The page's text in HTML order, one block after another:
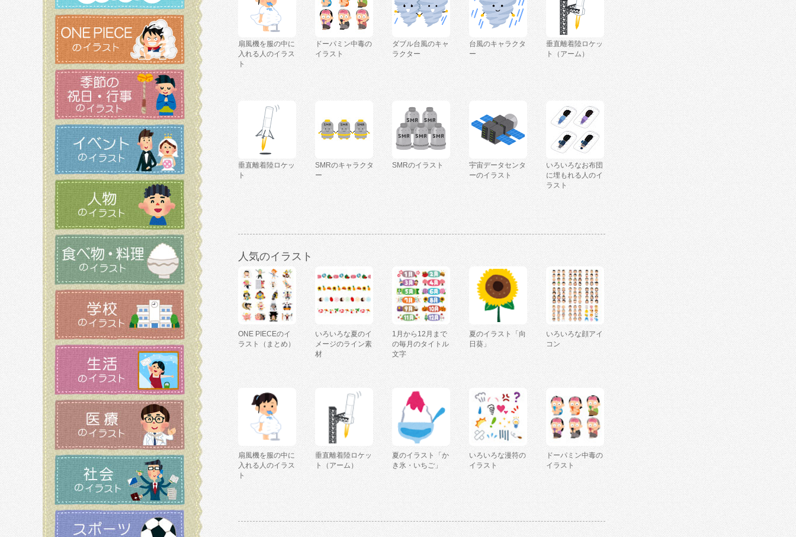
扇風機を服の中に
入れる人のイラス
ト
ドーパミン中毒の
イラスト
ダブル台風のキャ
ラクター
台風のキャラクタ
ー
垂直離着陸ロケッ
ト（アーム）
垂直離着陸ロケッ
ト
SMRのキャラクタ
ー
SMRのイラスト
宇宙データセンタ
ーのイラスト
いろいろなお布団
に埋もれる人のイ
ラスト
人気のイラスト
ONE PIECEのイ
ラスト（まとめ）
いろいろな夏のイ
メージのライン素
材
1月から12月まで
の毎月のタイトル
文字
夏のイラスト「向
日葵」
いろいろな顔アイ
コン
扇風機を服の中に
入れる人のイラス
ト
垂直離着陸ロケッ
ト（アーム）
夏のイラスト「か
き氷・いちご」
いろいろな漫符の
イラスト
ドーパミン中毒の
イラスト